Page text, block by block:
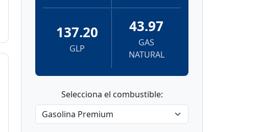
137.20
GLP
43.97
GAS
NATURAL
Selecciona el combustible: